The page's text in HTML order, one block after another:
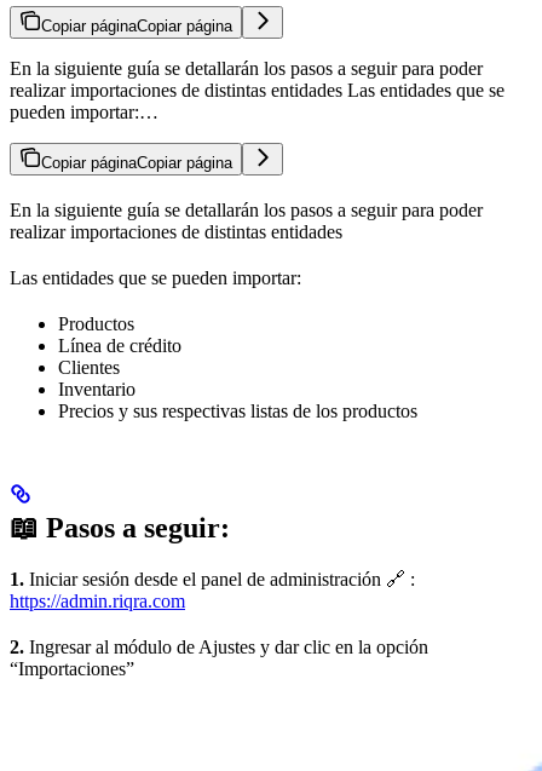
Copiar páginaCopiar página
En la siguiente guía se detallarán los pasos a seguir para poder
realizar importaciones de distintas entidades Las entidades que se
pueden importar:…
Copiar páginaCopiar página
En la siguiente guía se detallarán los pasos a seguir para poder
realizar importaciones de distintas entidades
Las entidades que se pueden importar:
Productos
Línea de crédito
Clientes
Inventario
Precios y sus respectivas listas de los productos
📖 Pasos a seguir:
1. Iniciar sesión desde el panel de administración 🔗 :
https://admin.riqra.com
2. Ingresar al módulo de Ajustes y dar clic en la opción
“Importaciones”